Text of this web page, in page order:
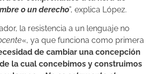
o un derecho”, explica López.
la resistencia a un lenguaje no
«, ya que funciona como primera
de cambiar una concepción
la cual concebimos y construimos